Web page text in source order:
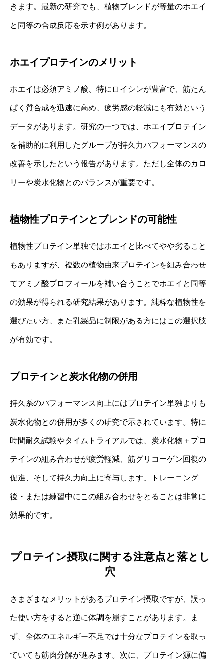
きます。最新の研究でも、植物ブレンドが等量のホエイ
と同等の合成反応を示す例があります。
ホエイプロテインのメリット
ホエイは必須アミノ酸、特にロイシンが豊富で、筋たん
ぱく質合成を迅速に高め、疲労感の軽減にも有効という
データがあります。研究の一つでは、ホエイプロテイン
を補助的に利用したグループが持久力パフォーマンスの
改善を示したという報告があります。ただし全体のカロ
リーや炭水化物とのバランスが重要です。
植物性プロテインとブレンドの可能性
植物性プロテイン単独ではホエイと比べてやや劣ること
もありますが、複数の植物由来プロテインを組み合わせ
てアミノ酸プロフィールを補い合うことでホエイと同等
の効果が得られる研究結果があります。純粋な植物性を
選びたい方、また乳製品に制限がある方にはこの選択肢
が有効です。
プロテインと炭水化物の併用
持久系のパフォーマンス向上にはプロテイン単独よりも
炭水化物との併用が多くの研究で示されています。特に
時間耐久試験やタイムトライアルでは、炭水化物＋プロ
テインの組み合わせが疲労軽減、筋グリコーゲン回復の
促進、そして持久力向上に寄与します。トレーニング
後・または練習中にこの組み合わせをとることは非常に
効果的です。
プロテイン摂取に関する注意点と落とし
穴
さまざまなメリットがあるプロテイン摂取ですが、誤っ
た使い方をすると逆に体調を崩すことがあります。ま
ず、全体のエネルギー不足では十分なプロテインを取っ
ていても筋肉分解が進みます。次に、プロテイン源に偏